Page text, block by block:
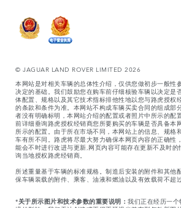
© JAGUAR LAND ROVER LIMITED 2026
本网站是对相关车辆的总体性介绍，仅供您做初步一般性
决定的基础。我们鼓励您在购车前仔细核验车辆以决定是
体配置、规格以及其它技术指标排他性地以您与路虎授权
的条款和条件为准。本网站不构成车辆买卖合同的组成部
者没有明确标明，本网站介绍的配置或者照片中所示的配
前详细垂询路虎授权经销商您所要购买的车辆是否具备本
所示的配置。由于所在市场不同，本网站上的信息、规格
车有所不同。路虎将尽最大努力确保本网页内容的正确性
能会不时进行改进与更新,网页内容可能存在更新不及时
询当地授权路虎经销商。
所述重量基于车辆的标准规格。制造后安装的附件和其他
保车辆装载的附件、乘客、油液和燃油以及有效载荷不超
*关于所示图片和技术参数的重要说明： 我们正在经历一